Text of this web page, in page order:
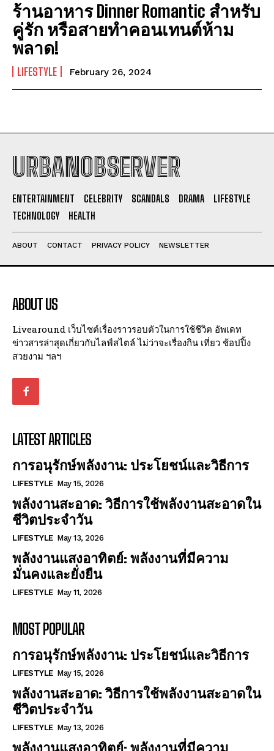
I WANT IN
I've read and accept the Privacy Policy
ร้านอาหาร Dinner Romantic สำหรับ
คู่รัก หรือสายทำคอนเทนต์ห้าม
พลาด!
LIFESTYLE February 26, 2024
URBANOBSERVER
ENTERTAINMENT CELEBRITY SCANDALS DRAMA
LIFESTYLE
TECHNOLOGY
HEALTH
ABOUT CONTACT PRIVACY POLICY NEWSLETTER
ABOUT US
Livearound เว็บไซต์เรื่องราวรอบตัวในการใช้ชีวิต อัพเดท
ข่าวสารล่าสุดเกี่ยวกับไลฟ์สไตล์ ไม่ว่าจะเรื่องกิน เที่ยว ช้อปปิ้ง
สวยงาม ฯลฯ
LATEST ARTICLES
การอนุรักษ์พลังงาน: ประโยชน์และวิธีการ
LIFESTYLE May 15, 2026
พลังงานสะอาด: วิธีการใช้พลังงานสะอาดใน
ชีวิตประจำวัน
LIFESTYLE May 13, 2026
พลังงานแสงอาทิตย์: พลังงานที่มีความ
มั่นคงและยั่งยืน
LIFESTYLE May 11, 2026
MOST POPULAR
การอนุรักษ์พลังงาน: ประโยชน์และวิธีการ
LIFESTYLE May 15, 2026
พลังงานสะอาด: วิธีการใช้พลังงานสะอาดใน
ชีวิตประจำวัน
LIFESTYLE May 13, 2026